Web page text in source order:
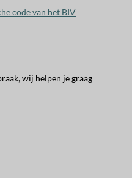
code van het BIV
wij helpen je graag